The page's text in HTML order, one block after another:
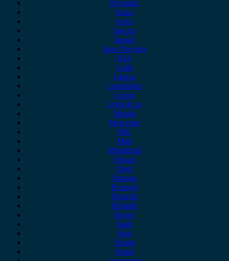
Hyundai
Isuzu
iveco
Jaecoo
Jaguar
Jeep Chrysler
KIA
Lada
Lancia
Leapmotor
Lexus
Lynk & co
Mazda
Mercedes
MG
Mini
Mitsubishi
Nissan
Opel
Omoda
Peugeot
Porsche
Renault
Rover
Saab
Seat
Skoda
Smart